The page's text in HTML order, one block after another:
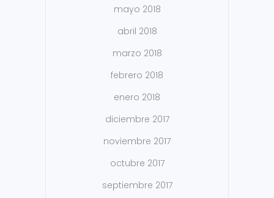
mayo 2018
abril 2018
marzo 2018
febrero 2018
enero 2018
diciembre 2017
noviembre 2017
octubre 2017
septiembre 2017